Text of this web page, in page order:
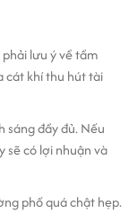
lưu ý về tầm
cát khí thu hút tài
sáng đầy đủ. Nếu
sẽ có lợi nhuận và
phố quá chật hẹp.